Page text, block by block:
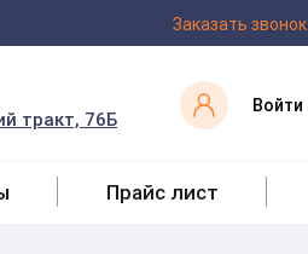
Заказать звонок
тракт, 76Б
Войти
Прайс лист